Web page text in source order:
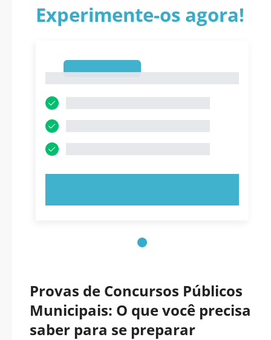
Experimente-os agora!
Provas de Concursos Públicos
Municipais: O que você precisa
saber para se preparar